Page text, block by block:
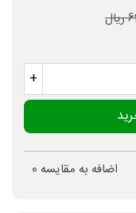
+
اضافه به مقایسه 0